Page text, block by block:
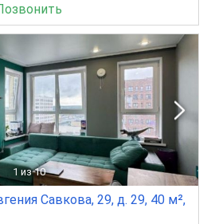
1 из 10
Савкова, 29, д. 29, 40 м²,